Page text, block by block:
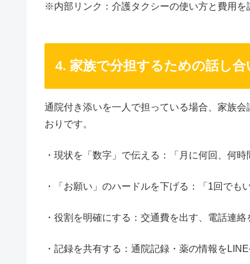
※内部リンク：介護タクシーの使い方と費用を
4. 家族で分担するための話し合
通院付き添いを一人で担っている場合、家族
おりです。
・現状を「数字」で伝える：「月に何回、何
・「お願い」のハードルを下げる：「1回で
・役割を明確にする：交通費を出す、電話連
・記録を共有する：通院記録・薬の情報を